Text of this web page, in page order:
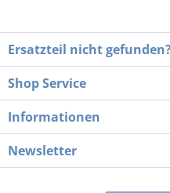
Ersatzteil nicht
Shop Service
Informationen
Newsletter